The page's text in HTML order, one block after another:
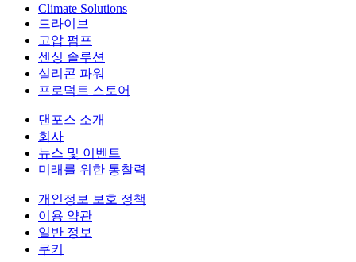
Climate Solutions
드라이브
고압 펌프
센싱 솔루션
실리콘 파워
프로덕트 스토어
댄포스 소개
회사
뉴스 및 이벤트
미래를 위한 통찰력
개인정보 보호 정책
이용 약관
일반 정보
쿠키